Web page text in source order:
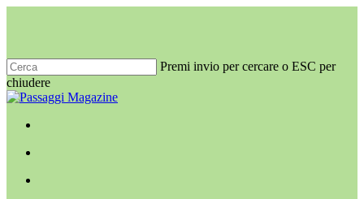
principale
Premi invio per cercare o ESC per
chiudere
Chiudi